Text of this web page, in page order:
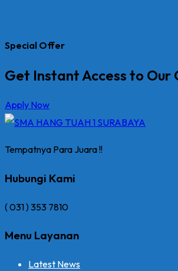
Special Offer
Get Instant Access to Our
Apply Now
Tempatnya Para Juara !!
Hubungi Kami
( 031 ) 353 7810
Menu Layanan
Latest News